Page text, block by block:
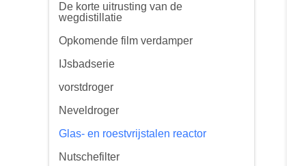
De korte uitrusting van de
wegdistillatie
Opkomende film verdamper
IJsbadserie
vorstdroger
Neveldroger
Glas- en roestvrijstalen reactor
Nutschefilter